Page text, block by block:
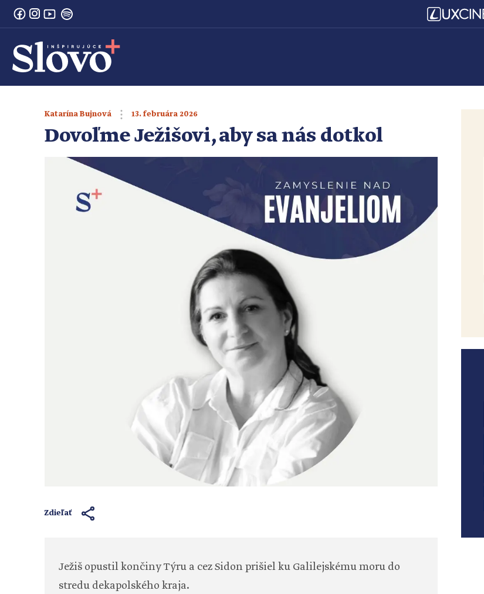
Katarína Bujnová 13. februára 2026
Dovoľme Ježišovi, aby sa nás dotkol
Zdieľať
Ježiš opustil končiny Týru a cez Sidon prišiel ku Galilejskému moru do
stredu dekapolského kraja.